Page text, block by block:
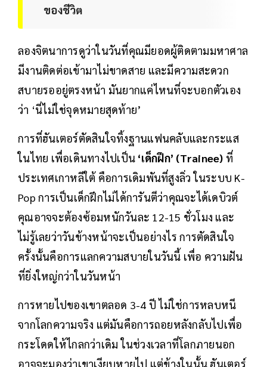
ของชีวิต
ลองจิตนาการดูว่าในวันที่คุณมียอดผู้ติดตามมหาศาล
มีงานติดต่อเข้ามาไม่ขาดสาย และมีความสะดวก
สบายรออยู่ตรงหน้า มันยากแค่ไหนที่จะบอกตัวเอง
ว่า ‘นี่ไม่ใช่จุดหมายสุดท้าย’
การที่ฮันเตอร์ตัดสินใจทิ้งฐานแฟนคลับและกระแส
ในไทย เพื่อเดินทางไปเป็น ‘เด็กฝึก’ (Trainee) ที่
ประเทศเกาหลีใต้ คือการเดิมพันที่สูงลิ่ว ในระบบ K-
Pop การเป็นเด็กฝึกไม่ได้การันตีว่าคุณจะได้เดบิวต์
คุณอาจจะต้องซ้อมหนักวันละ 12-15 ชั่วโมง และ
ไม่รู้เลยว่าวันข้างหน้าจะเป็นอย่างไร การตัดสินใจ
ครั้งนั้นคือการแลกความสบายในวันนี้ เพื่อ ความฝัน
ที่ยิ่งใหญ่กว่าในวันหน้า
การหายไปของเขาตลอด 3-4 ปี ไม่ใช่การหลบหนี
จากโลกความจริง แต่มันคือการถอยหลังกลับไปเพื่อ
กระโดดให้ไกลกว่าเดิม ในช่วงเวลาที่โลกภายนอก
อาจจะมองว่าเขาเงียบหายไป แต่ข้างในนั้น ฮันเตอร์